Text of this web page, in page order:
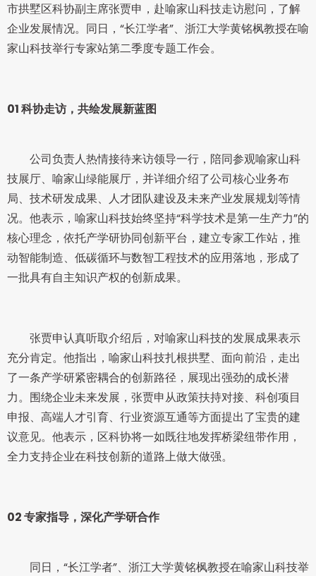
市拱墅区科协副主席张贾申，赴喻家山科技走访慰问，了解
企业发展情况。同日，“长江学者”、浙江大学黄铭枫教授在喻
家山科技举行专家站第二季度专题工作会。
01科协走访，共绘发展新蓝图
公司负责人热情接待来访领导一行，陪同参观喻家山科
技展厅、喻家山绿能展厅，并详细介绍了公司核心业务布
局、技术研发成果、人才团队建设及未来产业发展规划等情
况。他表示，喻家山科技始终坚持“科学技术是第一生产力”的
核心理念，依托产学研协同创新平台，建立专家工作站，推
动智能制造、低碳循环与数智工程技术的应用落地，形成了
一批具有自主知识产权的创新成果。
张贾申认真听取介绍后，对喻家山科技的发展成果表示
充分肯定。他指出，喻家山科技扎根拱墅、面向前沿，走出
了一条产学研紧密耦合的创新路径，展现出强劲的成长潜
力。围绕企业未来发展，张贾申从政策扶持对接、科创项目
申报、高端人才引育、行业资源互通等方面提出了宝贵的建
议意见。他表示，区科协将一如既往地发挥桥梁纽带作用，
全力支持企业在科技创新的道路上做大做强。
02专家指导，深化产学研合作
同日，“长江学者”、浙江大学黄铭枫教授在喻家山科技举